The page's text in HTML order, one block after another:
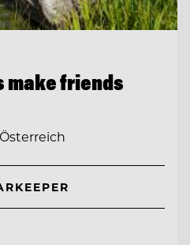
make friends
RANG / BARKEEPER